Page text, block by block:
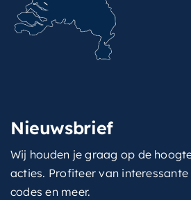
Nieuwsbrief
Wij houden je graag op de
acties. Profiteer van
codes en meer.